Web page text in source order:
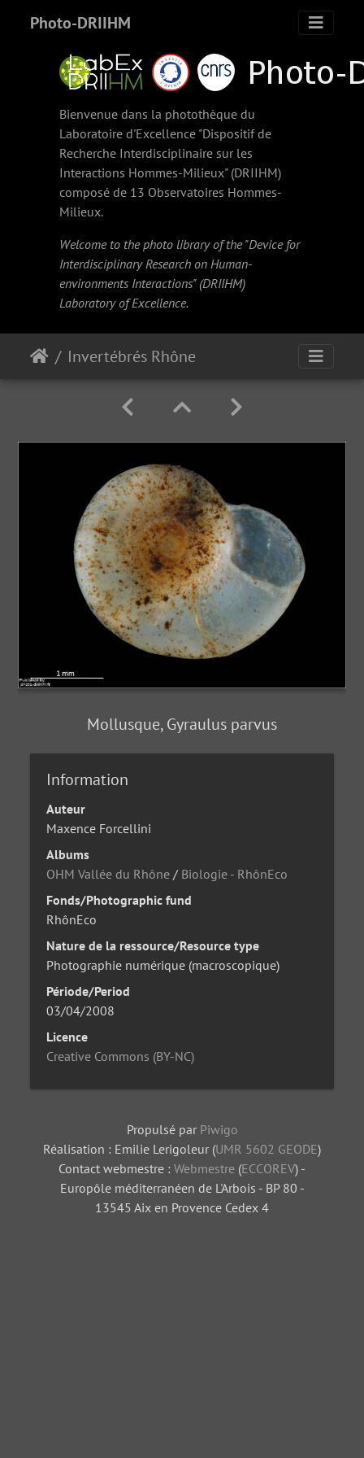
Photo-DRIIHM
Bienvenue dans la photothèque du
Laboratoire d'Excellence "Dispositif de
Recherche Interdisciplinaire sur les
Interactions Hommes-Milieux" (DRIIHM)
composé de 13 Observatoires Hommes-
Milieux.
Welcome to the photo library of the "Device for
Interdisciplinary Research on Human-
environments Interactions" (DRIIHM)
Laboratory of Excellence.
Invertébrés Rhône
Mollusque, Gyraulus parvus
Information
Auteur
Maxence Forcellini
Albums
OHM Vallée du Rhône / Biologie - RhônEco
Fonds/Photographic fund
RhônEco
Nature de la ressource/Resource type
Photographie numérique (macroscopique)
Période/Period
03/04/2008
Licence
Creative Commons (BY-NC)
Propulsé par Piwigo
Réalisation : Emilie Lerigoleur (UMR 5602 GEODE)
Contact webmestre : Webmestre (ECCOREV) -
Europôle méditerranéen de L'Arbois - BP 80 -
13545 Aix en Provence Cedex 4